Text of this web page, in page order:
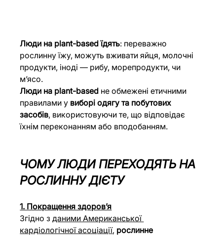
Люди на plant-based їдять: переважно
рослинну їжу, можуть вживати яйця, молочні
продукти, іноді — рибу, морепродукти, чи
мʼясо.
Люди на plant-based не обмежені етичними
правилами у виборі одягу та побутових
засобів, використовуючи те, що відповідає
їхнім переконанням або вподобанням.
ЧОМУ ЛЮДИ ПЕРЕХОДЯТЬ НА
РОСЛИННУ ДІЄТУ
1. Покращення здоров’я
Згідно з даними Американської
кардіологічної асоціації, рослинне